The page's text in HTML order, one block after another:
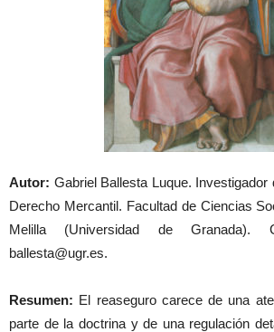
Autor: Gabriel Ballesta Luque. Investigador
Derecho Mercantil. Facultad de Ciencias
Melilla (Universidad de Granada).
ballesta@ugr.es.
Resumen: El reaseguro carece de una
parte de la doctrina y de una regulación